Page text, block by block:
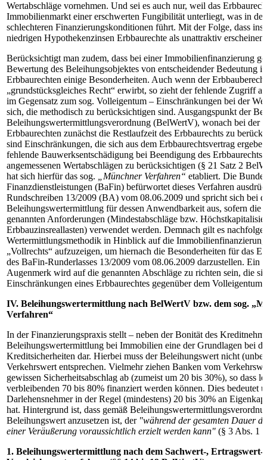
Wertabschläge vornehmen. Und sei es auch nur, weil das
Immobilienmarkt einer erschwerten Fungibilität unterliegt, was in
schlechteren Finanzierungskonditionen führt. Mit der Folge, dass
niedrigen Hypothekenzinsen Erbbaurechte als unattraktiv
Berücksichtigt man zudem, dass bei einer Immobilienfinanzierung
Bewertung des Beleihungsobjektes von entscheidender Bedeutung
Erbbaurechten einige Besonderheiten. Auch wenn der
„grundstücksgleiches Recht“ erwirbt, so zieht der fehlende Zugriff
im Gegensatz zum sog. Volleigentum – Einschränkungen bei der
sich, die methodisch zu berücksichtigen sind. Ausgangspunkt der
Beleihungswertermittlungsverordnung (BelWertV), wonach bei der
Erbbaurechten zunächst die Restlaufzeit des Erbbaurechts zu
sind Einschränkungen, die sich aus dem Erbbaurechtsvertrag
fehlende Bauwerksentschädigung bei Beendigung des
angemessenen Wertabschlägen zu berücksichtigen (§ 21 Satz 2
hat sich hierfür das sog.
„Münchner Verfahren“ etabliert. Die
Finanzdienstleistungen (BaFin) befürwortet dieses Verfahren
Rundschreiben 13/2009 (BA) vom 08.06.2009 und spricht sich bei
Beleihungswertermittlung für dessen Anwendbarkeit aus, sofern die
genannten Anforderungen (Mindestabschläge bzw.
Erbbauzinsreallasten) verwendet werden. Demnach gilt es
Wertermittlungsmethodik in Hinblick auf die Immobilienfinanzierung
„Vollrechts“ aufzuzeigen, um hiernach die Besonderheiten für das
des BaFin-Runderlasses 13/2009 vom 08.06.2009 darzustellen. Ein
Augenmerk wird auf die genannten Abschläge zu richten sein, die
Einschränkungen eines Erbbaurechtes gegenüber dem Volleigentum
IV. Beleihungswertermittlung nach BelWertV bzw. dem sog.
Verfahren“
In der Finanzierungspraxis stellt – neben der Bonität des
Beleihungswertermittlung bei Immobilien eine der Grundlagen bei
Kreditsicherheiten dar. Hierbei muss der Beleihungswert nicht
Verkehrswert entsprechen. Vielmehr ziehen Banken vom
gewissen Sicherheitsabschlag ab (zumeist um 20 bis 30%), so dass
verbleibenden 70 bis 80% finanziert werden können. Dies bedeutet
Darlehensnehmer in der Regel (mindestens) 20 bis 30% an
hat. Hintergrund ist, dass gemäß
Beleihungswert anzusetzen ist, der "während der gesamten Dauer
einer Veräußerung voraussichtlich erzielt werden kann" (§ 3 Abs. 1
1. Beleihungswertermittlung nach dem Sachwert-, Ertragswert-